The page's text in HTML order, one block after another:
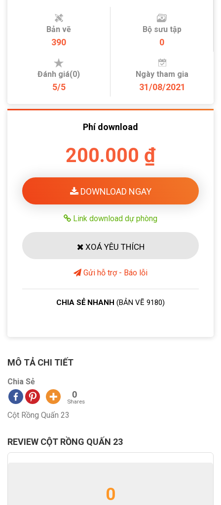
Bản vẽ
390
Bộ sưu tập
0
Đánh giá(0)
5/5
Ngày tham gia
31/08/2021
Phí download
200.000 ₫
DOWNLOAD NGAY
Link download dự phòng
XOÁ YÊU THÍCH
Gửi hỗ trợ - Báo lỗi
CHIA SẺ NHANH (BẢN VẼ 9180)
MÔ TẢ CHI TIẾT
Chia Sẻ
0
Shares
Cột Rồng Quấn 23
REVIEW CỘT RỒNG QUẤN 23
0